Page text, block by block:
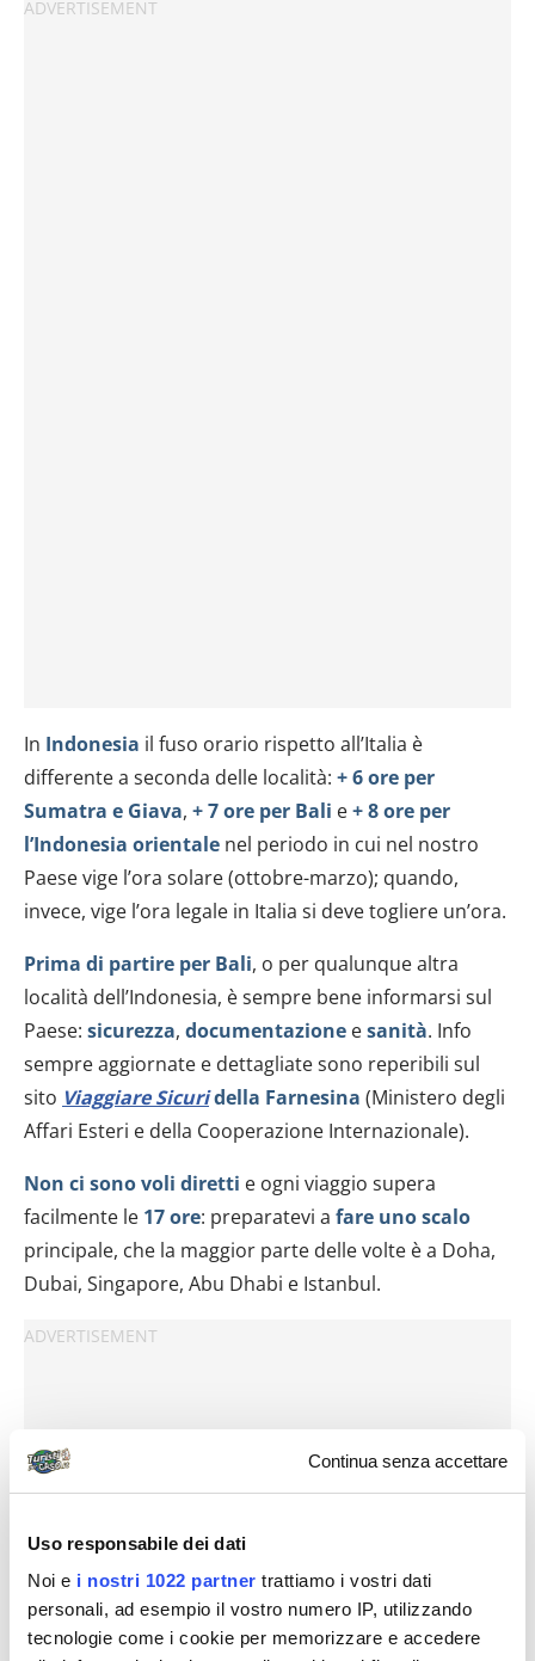
Continua senza accettare
Uso responsabile dei dati
Noi e i nostri 1022 partner trattiamo i vostri dati
personali, ad esempio il vostro numero IP, utilizzando
tecnologie come i cookie per memorizzare e accedere
In Indonesia il fuso orario rispetto all’Italia è
differente a seconda delle località: + 6 ore per
Sumatra e Giava, + 7 ore per Bali e+ 8 ore per
l’Indonesia orientale nel periodo in cui nel nostro
Paese vige l’ora solare (ottobre-marzo); quando,
invece, vige l’ora legale in Italia si deve togliere un’ora.
Prima di partire per Bali, o per qualunque altra
località dell’Indonesia, è sempre bene informarsi sul
Paese: sicurezza, documentazione esanità. Info
sempre aggiornate e dettagliate sono reperibili sul
sito Viaggiare Sicuridella Farnesina (Ministero degli
Affari Esteri e della Cooperazione Internazionale).
Non ci sono voli diretti e ogni viaggio supera
facilmente le 17 ore: preparatevi a fare uno scalo
principale, che la maggior parte delle volte è a Doha,
Dubai, Singapore, Abu Dhabi e Istanbul.